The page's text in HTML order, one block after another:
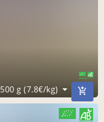
500 g (7.8€/kg)